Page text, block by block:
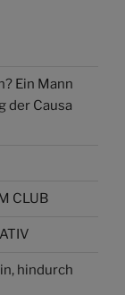
Ein Mann
der Causa
CLUB
hindurch